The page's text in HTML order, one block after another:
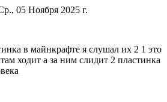
05 Ноября 2025 г.
в майнкрафте я слушал их 2 1 это
ходит а за ним слидит 2 пластинка